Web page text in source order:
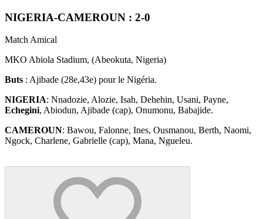
NIGERIA-CAMEROUN : 2-0
Match Amical
MKO Abiola Stadium, (Abeokuta, Nigeria)
Buts : Ajibade (28e,43e) pour le Nigéria.
NIGERIA: Nnadozie, Alozie, Isah, Dehehin, Usani, Payne,
Echegini, Abiodun, Ajibade (cap), Onumonu, Babajide.
CAMEROUN: Bawou, Falonne, Ines, Ousmanou, Berth, Naomi,
Ngock, Charlene, Gabrielle (cap), Mana, Ngueleu.